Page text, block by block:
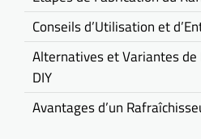
Conseils d’Utilisation et
Alternatives et Variantes de
DIY
Avantages d’un